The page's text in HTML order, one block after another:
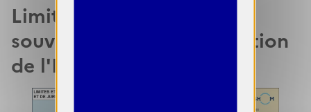
Limites et espaces de
souveraineté et de juridiction
de l'Etat côtier.